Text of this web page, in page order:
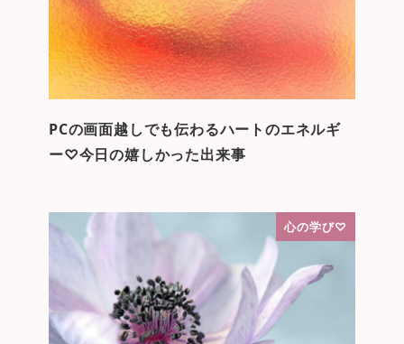
PCの画面越しでも伝わるハートのエネルギ
ー♡今日の嬉しかった出来事
心の学び♡